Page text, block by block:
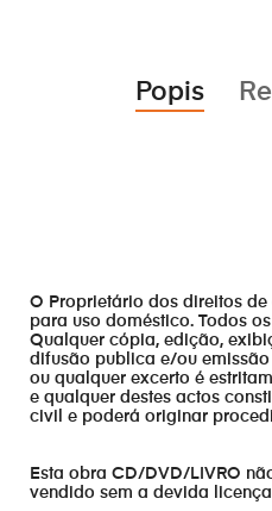
Popis
O Proprietário dos direitos
para uso doméstico. Todos
Qualquer cópia, edição,
difusão publica e/ou
ou qualquer excerto é
e qualquer destes actos
civil e poderá originar
Esta obra CD/DVD/LIVRO
vendido sem a devida